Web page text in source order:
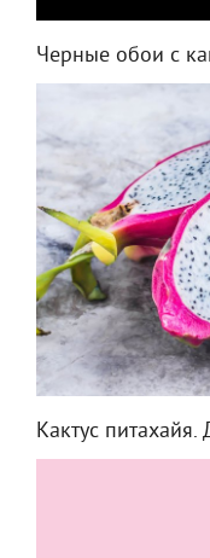
Черные обои с
Кактус